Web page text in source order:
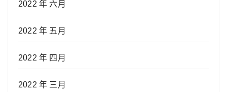
2022 年 六月
2022 年 五月
2022 年 四月
2022 年 三月